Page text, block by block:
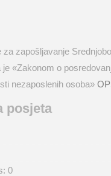
za zapošljavanje
je «Zakonom o
nezaposlenih osoba»
posjeta
0